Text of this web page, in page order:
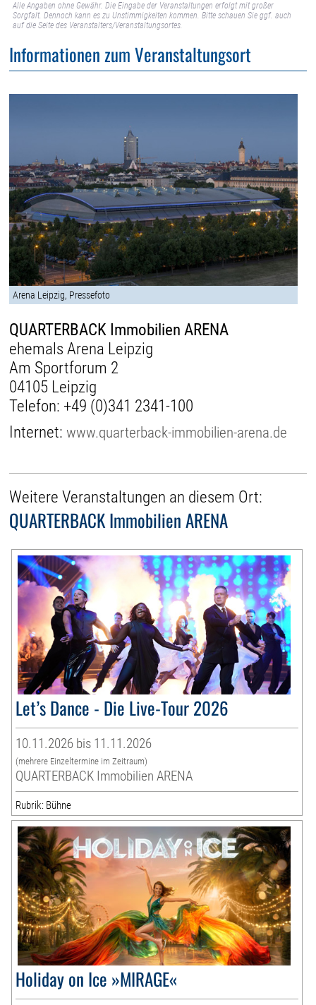
Alle Angaben ohne Gewähr. Die Eingabe der Veranstaltungen erfolgt mit großer
Sorgfalt. Dennoch kann es zu Unstimmigkeiten kommen. Bitte schauen Sie ggf. auch
auf die Seite des Veranstalters/Veranstaltungsortes.
Informationen zum Veranstaltungsort
Arena Leipzig, Pressefoto
QUARTERBACK Immobilien ARENA
ehemals Arena Leipzig
Am Sportforum 2
04105 Leipzig
Telefon: +49 (0)341 2341-100
Internet:www.quarterback-immobilien-arena.de
Weitere Veranstaltungen an diesem Ort:
QUARTERBACK Immobilien ARENA
Let’s Dance - Die Live-Tour 2026
10.11.2026 bis 11.11.2026
(mehrere Einzeltermine im Zeitraum)
QUARTERBACK Immobilien ARENA
Rubrik: Bühne
Holiday on Ice »MIRAGE«